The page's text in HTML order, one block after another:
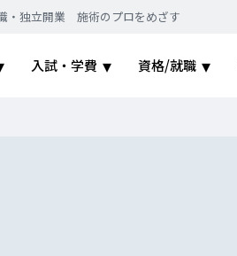
・独立開業 施術のプロをめざす
入試・学費 資格/就職